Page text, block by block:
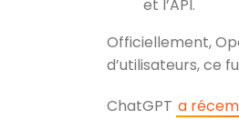
et l’API.
Officiellement,
d’utilisateurs, ce
ChatGPT a